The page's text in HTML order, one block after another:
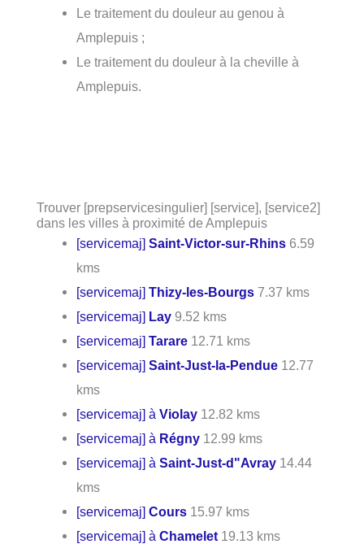
Le traitement du douleur au genou à
Amplepuis ;
Le traitement du douleur à la cheville à
Amplepuis.
Trouver [prepservicesingulier] [service], [service2]
dans les villes à proximité de Amplepuis
[servicemaj]Saint-Victor-sur-Rhins 6.59
kms
[servicemaj]Thizy-les-Bourgs 7.37 kms
[servicemaj] Lay 9.52 kms
[servicemaj]Tarare 12.71 kms
[servicemaj]Saint-Just-la-Pendue 12.77
kms
[servicemaj] àViolay 12.82 kms
[servicemaj] à Régny 12.99 kms
[servicemaj] àSaint-Just-d"Avray 14.44
kms
[servicemaj]Cours 15.97 kms
[servicemaj] àChamelet 19.13 kms